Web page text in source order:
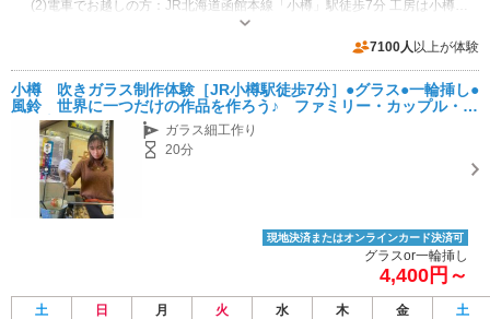
営業時間：9:00～18:00 定休日：日曜日
7100人 以上が体験
小樽 吹きガラス制作体験［JR小樽駅徒歩7分］●グラス●一輪挿し●
風鈴 世界に一つだけの作品を作ろう♪ ファミリー・カップル・友
人同士にオススメ
ガラス細工作り
20分
現地決済またはオンラインカード決済可
グラスor一輪挿し
4,400円～
土 日 月 火 水 木 金
土